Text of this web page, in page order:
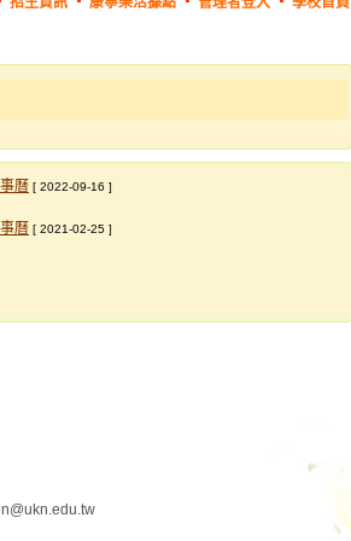
曆 [ 2022-09-16 ]
曆 [ 2021-02-25 ]